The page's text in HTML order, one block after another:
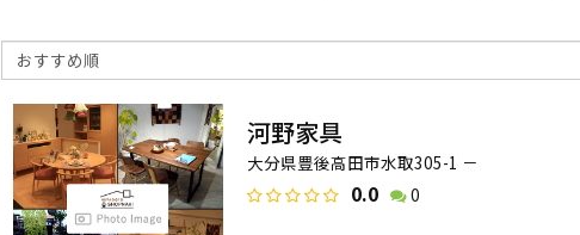
河野家具
大分県豊後高田市水取305-1 －
0.0 0